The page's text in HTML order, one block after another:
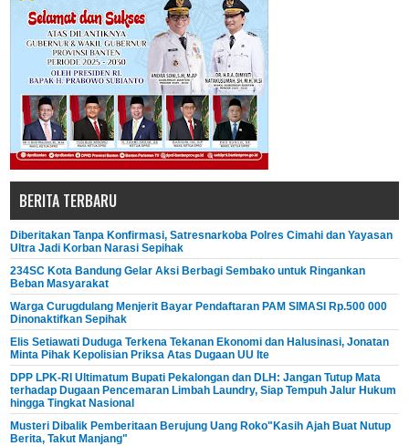
BERITA TERBARU
Diberitakan Tanpa Konfirmasi, Satresnarkoba Polres Cimahi dan Yayasan
Ultra Jadi Korban Narasi Sepihak
234SC Kota Bandung Gelar Aksi Berbagi Sembako untuk Ringankan
Beban Masyarakat
Warga Curugdulang Menjerit Bayar Pendaftaran PAM SIMASI Rp.500 000
Dinonaktifkan Sepihak
Elis Setiawati Duduga Terkena Tekanan Ekonomi dan Halusinasi, Jonatan
Minta Pihak Kepolisian Priksa Atas Dugaan UU Ite
DPP LPK-RI Ultimatum Bupati Pekalongan dan DLH: Jangan Tutup Mata
terhadap Dugaan Pencemaran Limbah Laundry, Siap Tempuh Jalur Hukum
hingga Tingkat Nasional
Musteri Dibalik Pemberitaan Berujung Uang Roko"Kasih Ajah Buat Nutup
Berita, Takut Manjang"